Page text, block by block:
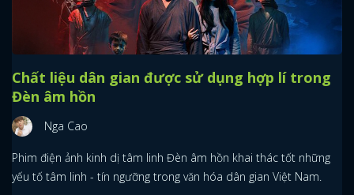
Chất liệu dân gian được sử dụng hợp lí trong
Đèn âm hồn
Nga Cao
Phim điện ảnh kinh dị tâm linh Đèn âm hồn khai thác tốt những
yếu tố tâm linh - tín ngưỡng trong văn hóa dân gian Việt Nam.